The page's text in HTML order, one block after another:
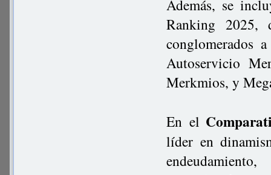
Además, se
Ranking 2025,
conglomerados
Autoservicio
Merkmios, y
En el
líder en